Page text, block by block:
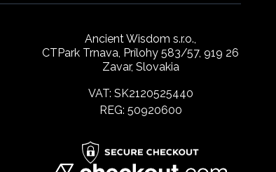
Ancient Wisdom s.r.o.,
CTPark Trnava, Prílohy 583/57, 919 26
Zavar, Slovakia
VAT: SK2120525440
REG: 50920600